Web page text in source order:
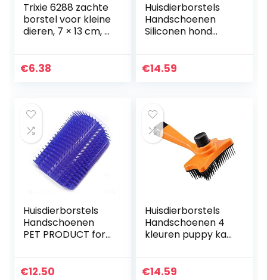
Trixie 6288 zachte
borstel voor kleine
dieren, 7 × 13 cm, (1
€6.38
Huisdierborstels
Handschoenen
Siliconen hond
katten borstel
€14.59
Huisdierborstels
Handschoenen
PET PRODUCT for
Kattenmassage
€12.50
Huisdierborstels
Handschoenen 4
kleuren puppy kat
plastic huisdier
€14.59